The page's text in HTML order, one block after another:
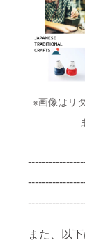
※画像はリ
また、以